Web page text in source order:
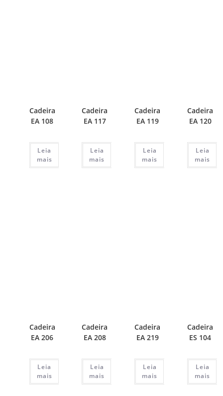
Cadeira
EA 108
Leia
mais
Cadeira
EA 117
Leia
mais
Cadeira
EA 119
Leia
mais
Cadeira
EA 120
Leia
mais
Cadeira
EA 206
Leia
mais
Cadeira
EA 208
Leia
mais
Cadeira
EA 219
Leia
mais
Cadeira
ES 104
Leia
mais